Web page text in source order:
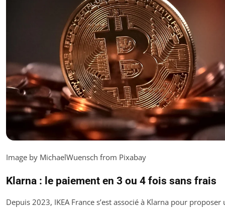
Image by MichaelWuensch from Pixabay
Klarna : le paiement en 3 ou 4 fois sans frais
Depuis 2023, IKEA France s’est associé à Klarna pour proposer